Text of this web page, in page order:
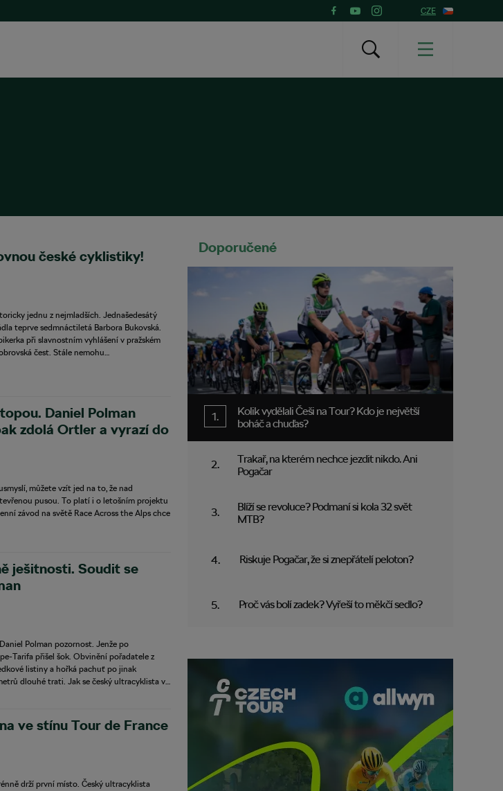
CZE
české cyklistiky!
jednu z nejmladších. Jednašedesátý
teprve sedmnáctiletá Barbora Bukovská.
při slavnostním vyhlášení v pražském
čest. Stále nemohu…
Daniel Polman
zdolá Ortler a vyrazí do
můžete vzít jed na to, že nad
pusou. To platí i o letošním projektu
závod na světě Race Across the Alps chce
ješitnosti. Soudit se
Polman pozornost. Jenže po
Tarifa přišel šok. Obvinění pořadatele z
listiny a hořká pachuť po jinak
dlouhé trati. Jak se český ultracyklista v…
ve stínu Tour de France
drží první místo. Český ultracyklista
Doporučené
Kolik vydělali Češi na Tour? Kdo je největší
boháč a chuďas?
Trakař, na kterém nechce jezdit nikdo. Ani
Pogačar
Blíží se revoluce? Podmaní si kola 32 svět
MTB?
Riskuje Pogačar, že si znepřátelí peloton?
Proč vás bolí zadek? Vyřeší to měkčí sedlo?